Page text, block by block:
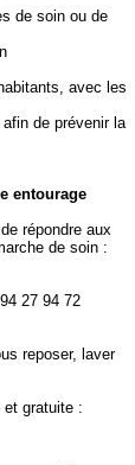
de soin ou de
avec les
de prévenir la
entourage
répondre aux
de soin :
27 94 72
reposer, laver
et gratuite :